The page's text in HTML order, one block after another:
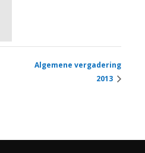
Algemene vergadering
2013